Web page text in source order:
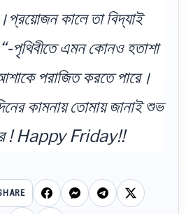
কালে তা বিদ্যাই
পৃথিবীতে এমন কোনও হতাশা
পরাজিত করতে পারে।
কামনায় তোমায় জানাই শুভ
! Happy Friday!!